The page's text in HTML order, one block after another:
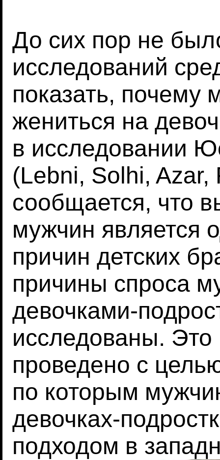
До сих пор не
исследований
показать,
жениться на
в исследовании
(Lebni, Solhi,
сообщается, что
мужчин является
причин детских
причины спроса
девочками-
исследованы. Это
проведено с
по которым
девочках-
подходом в